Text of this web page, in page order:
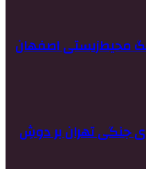
محیط‌زیستی اصفهان
جنگی تهران بر دوشِ